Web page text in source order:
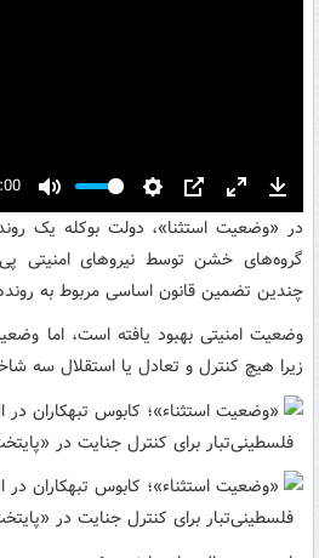
Mute Settings
PIP Enter
fullscreen
در «وضعیت استثنا»، دولت بوکله یک
گروه‌های خشن توسط نیروهای امنیتی
چندین تضمین قانون اساسی مربوط به
وضعیت امنیتی بهبود یافته است، اما
زیرا هیچ کنترل و تعادل یا استقلال سه